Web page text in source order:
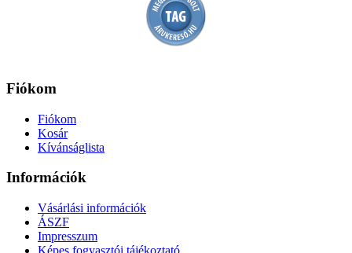
Fiókom
Fiókom
Kosár
Kívánságlista
Információk
Vásárlási információk
ÁSZF
Impresszum